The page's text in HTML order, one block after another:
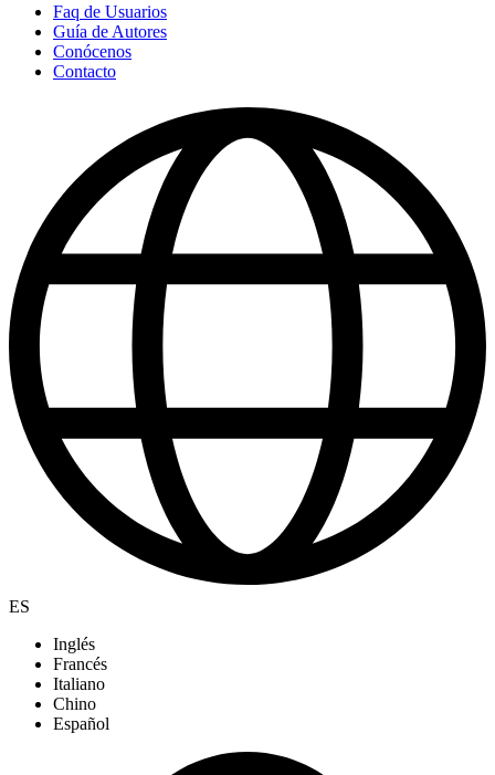
Faq de Usuarios
Guía de Autores
Conócenos
Contacto
ES
Inglés
Francés
Italiano
Chino
Español